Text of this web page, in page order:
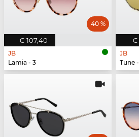
€ 107,40
40 %
JB
Lamia - 3
€
JB
Tune